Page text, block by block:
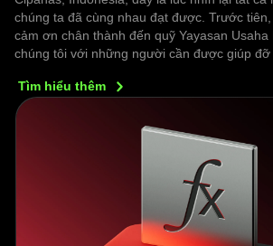
chúng ta đã cùng nhau đạt được. Trước
cảm ơn chân thành đến quỹ Yayasan
chúng tôi với những người cần được giúp đỡ
Tìm hiểu thêm